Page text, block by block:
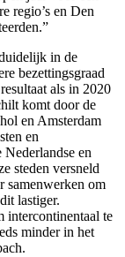
regio’s en Den
in de
bezettingsgraad
als in 2020
komt door de
en Amsterdam
en
Nederlandse en
steden versneld
samenwerken om
lastiger.
intercontinentaal te
minder in het